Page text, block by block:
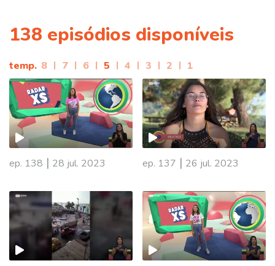
138 episódios disponíveis
temp. 8 | 7 | 6 | 5 | 4 | 3 | 2 | 1
ep. 138 | 28 jul. 2023 ep. 137 | 26 jul. 2023